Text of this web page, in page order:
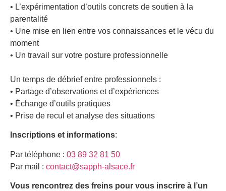
• L’expérimentation d’outils concrets de soutien à la
parentalité
• Une mise en lien entre vos connaissances et le vécu du
moment
• Un travail sur votre posture professionnelle
Un temps de débrief entre professionnels :
• Partage d’observations et d’expériences
• Échange d’outils pratiques
• Prise de recul et analyse des situations
Inscriptions et informations:
Par téléphone : 03 89 32 81 50
Par mail : contact@sapph-alsace.fr
Vous rencontrez des freins pour vous inscrire à l’un